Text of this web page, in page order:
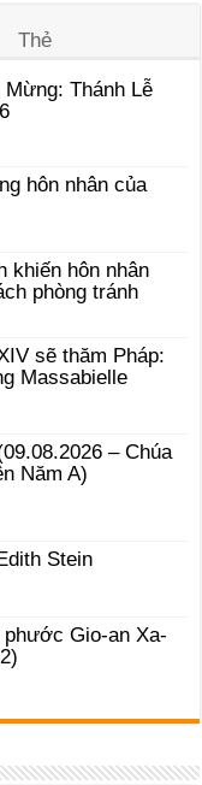
Thẻ
Thánh Lễ
hôn nhân của
khiến hôn nhân
phòng tránh
sẽ thăm Pháp:
Massabielle
– Chúa
Năm A)
Stein
phước Gio-an Xa-